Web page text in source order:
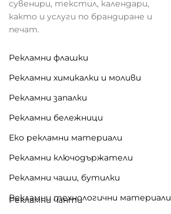
сувенири, текстил, календари,
както и услуги по брандиране и
печат.
Рекламни флашки
Рекламни химикалки и моливи
Рекламни запалки
Рекламни бележници
Еко рекламни материали
Рекламни ключодържатели
Рекламни чаши, бутилки
Рекламни технологични материали
Рекламни чанти